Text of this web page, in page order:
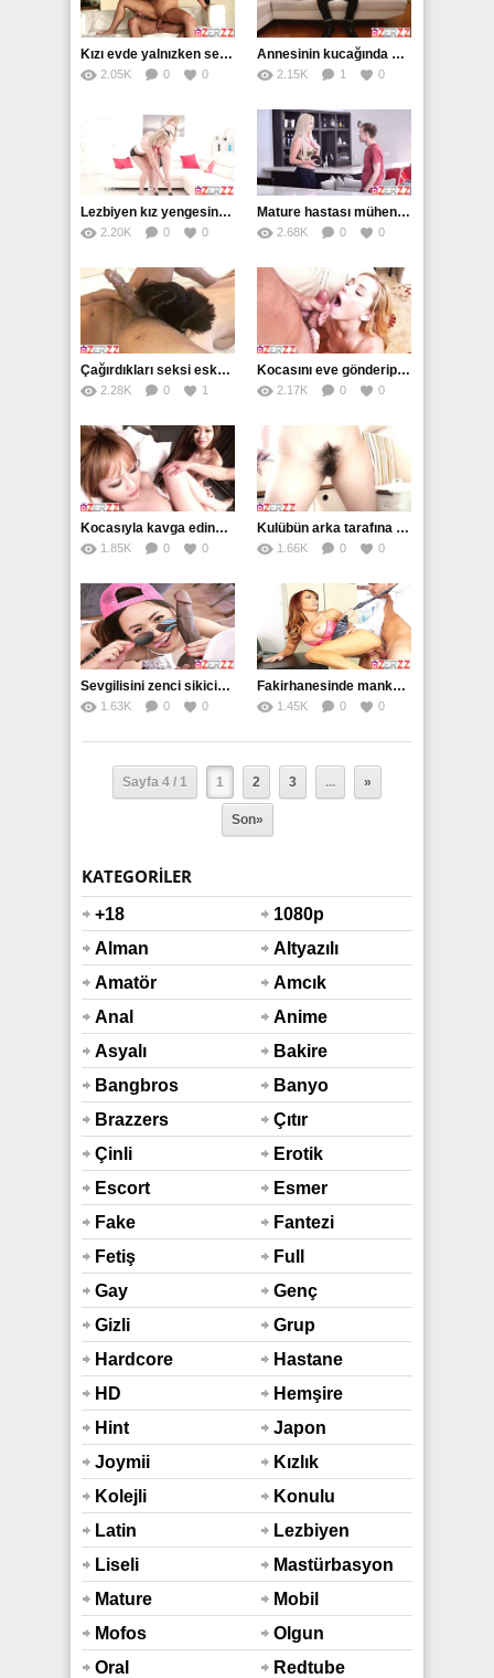
Kızı evde yalnızken sertçe becerdi
2.05K 0 0
Annesinin kucağında kızını sikti
2.15K 1 0
Lezbiyen kız yengesine amcığını yalatıyor
2.20K 0 0
Mature hastası mühendisin öğretmenle sikişi
2.68K 0 0
Çağırdıkları seksi eskort yengesi çıktı
2.28K 0 1
Kocasını eve gönderip komşusuyla sikişti
2.17K 0 0
Kocasıyla kavga edince tamirciyle sikişti
1.85K 0 0
Kulübün arka tarafına götürüp becerdi
1.66K 0 0
Sevgilisini zenci sikiciye pazarlıyor
1.63K 0 0
Fakirhanesinde mankeni inleterek sikiyor
1.45K 0 0
Sayfa 4 / 1 1 2 3 ... »
Son»
KATEGORILER
+18
1080p
Alman
Altyazılı
Amatör
Amcık
Anal
Anime
Asyalı
Bakire
Bangbros
Banyo
Duş
Brazzers
Çıtır
Çinli
Erotik
Escort
Esmer
Fake
Taxi
Araba
Fantezi
Fetiş
Full
Hd
Gay
Genç
Gizli
Çekim
Grup
Hardcore
Hastane
HD
Hemşire
Hint
Sex
Japon
Joymii
Kızlık
Bozma
Kolejli
Konulu
Latin
Lezbiyen
Liseli
Mastürbasyon
Mature
Mobil
Mofos
Olgun
Oral
Redtube